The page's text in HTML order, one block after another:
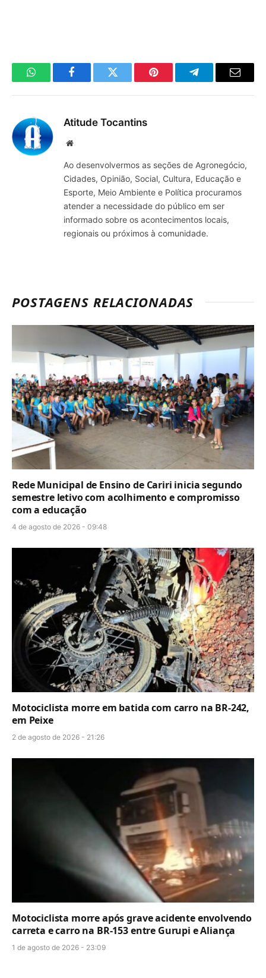
WhatsAppFacebookTwitter Pinterest TelegramaE-
Atitude Tocantins
Site
Ao desenvolvermos as seções de Agronegócio,
Cidades, Opinião, Social, Cultura, Educação e
Esporte, Meio Ambiente e Política procuramos
atender a necessidade do público em ser
informado sobre os acontecimentos locais,
regionais ou próximos à comunidade.
POSTAGENS RELACIONADAS
Rede Municipal de Ensino de Cariri inicia segundo
semestre letivo com acolhimento e compromisso
com a educação
4 de agosto de 2026 - 09:48
Motociclista morre em batida com carro na BR-242,
em Peixe
2 de agosto de 2026 - 21:26
Motociclista morre após grave acidente envolvendo
carreta e carro na BR-153 entre Gurupi e Aliança
1 de agosto de 2026 - 23:09